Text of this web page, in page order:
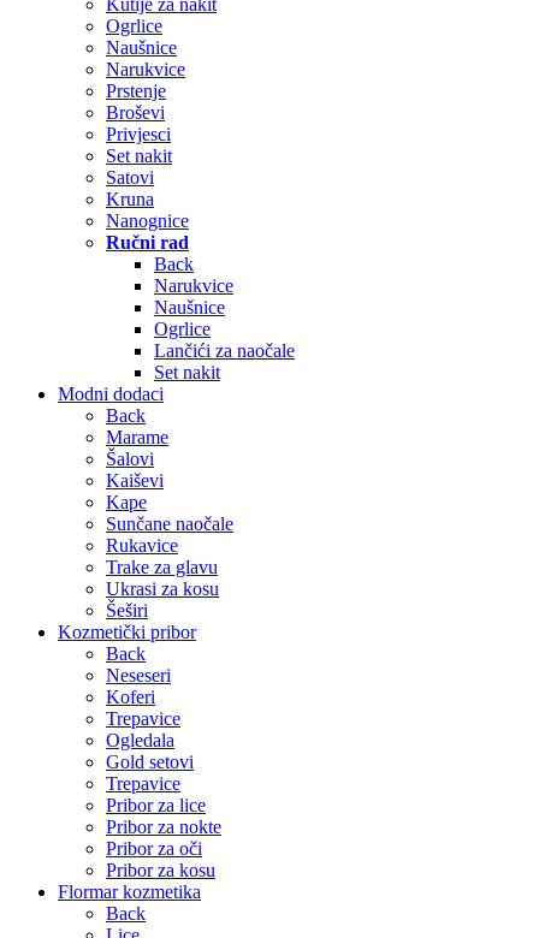
Kutije za nakit
Ogrlice
Naušnice
Narukvice
Prstenje
Broševi
Privjesci
Set nakit
Satovi
Kruna
Nanognice
Ručni rad
Back
Narukvice
Naušnice
Ogrlice
Lančići za naočale
Set nakit
Modni dodaci
Back
Marame
Šalovi
Kaiševi
Kape
Sunčane naočale
Rukavice
Trake za glavu
Ukrasi za kosu
Šeširi
Kozmetički pribor
Back
Neseseri
Koferi
Trepavice
Ogledala
Gold setovi
Trepavice
Pribor za lice
Pribor za nokte
Pribor za oči
Pribor za kosu
Flormar kozmetika
Back